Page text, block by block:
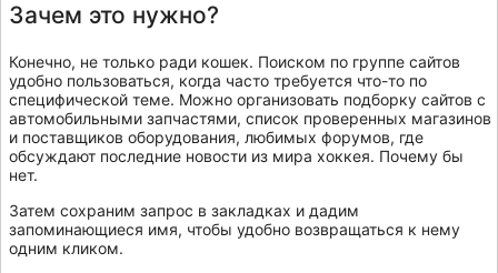
Зачем это нужно?
Конечно, не только ради кошек. Поиском по группе сайтов
удобно пользоваться, когда часто требуется что-то по
специфической теме. Можно организовать подборку сайтов с
автомобильными запчастями, список проверенных магазинов
и поставщиков оборудования, любимых форумов, где
обсуждают последние новости из мира хоккея. Почему бы
нет.
Затем сохраним запрос в закладках и дадим
запоминающиеся имя, чтобы удобно возвращаться к нему
одним кликом.